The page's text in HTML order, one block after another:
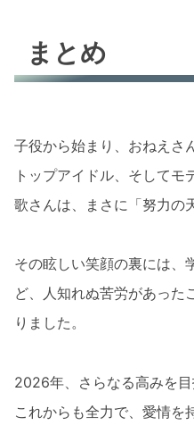
まとめ
子役から始まり、おねえさ
トップアイドル、そしてモ
歌さんは、まさに「努力の
その眩しい笑顔の裏には、
ど、人知れぬ苦労があった
りました。
2026年、さらなる高みを
これからも全力で、愛情を